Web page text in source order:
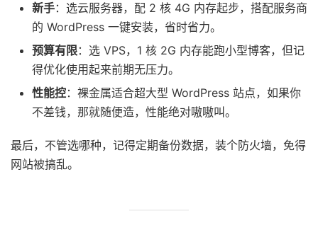
新手：选云服务器，配 2 核 4G 内存起步，搭配服务商
的 WordPress 一键安装，省时省力。
预算有限：选 VPS，1 核 2G 内存能跑小型博客，但记
得优化使用起来前期无压力。
性能控：裸金属适合超大型 WordPress 站点，如果你
不差钱，那就随便造，性能绝对嗷嗷叫。
最后，不管选哪种，记得定期备份数据，装个防火墙，免得
网站被搞乱。